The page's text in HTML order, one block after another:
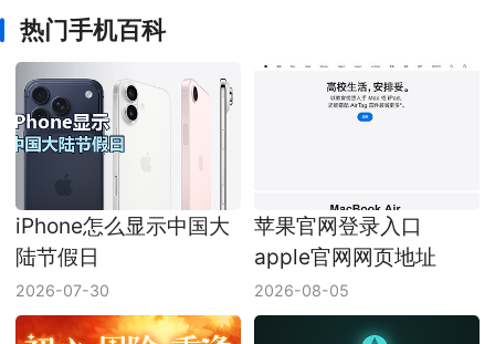
热门手机百科
iPhone怎么显示中国大
陆节假日
2026-07-30
苹果官网登录入口
apple官网网页地址
2026-08-05